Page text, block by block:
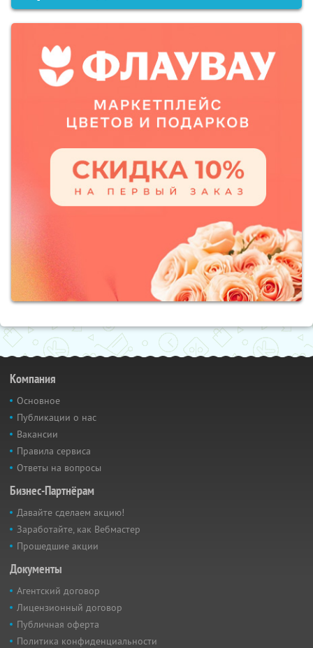
Компания
Основное
Публикации о нас
Вакансии
Правила сервиса
Ответы на вопросы
Бизнес-Партнёрам
Давайте сделаем акцию!
Заработайте, как Вебмастер
Прошедшие акции
Документы
Агентский договор
Лицензионный договор
Публичная оферта
Политика конфиденциальности